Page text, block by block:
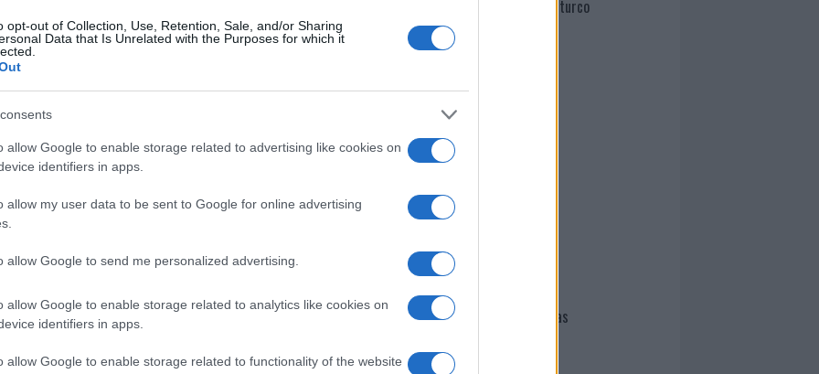
opt-out of Collection, Use, Retention, Sale, and/or Sharing
Data that Is Unrelated with the Purposes for which it
allow Google to enable storage related to advertising like cookies on
identifiers in apps.
allow my user data to be sent to Google for online advertising
allow Google to send me personalized advertising.
allow Google to enable storage related to analytics like cookies on
identifiers in apps.
allow Google to enable storage related to functionality of the website
i tuoi video e le tue foto
+39 345 356 7512
news daGoogle News
Martina Agostina Diturco
I nostri cari
Giovannimaria Cabras